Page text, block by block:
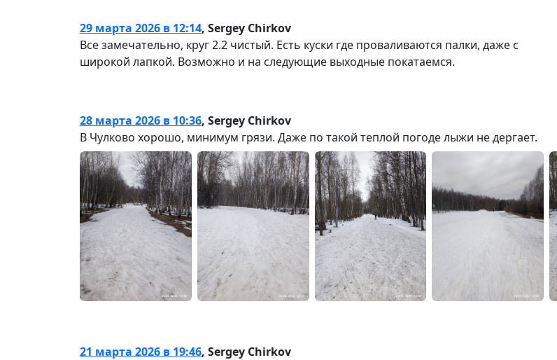
29 марта 2026 в 12:14, Sergey Chirkov
Все замечательно, круг 2.2 чистый. Есть куски где проваливаются палки, даже с
широкой лапкой. Возможно и на следующие выходные покатаемся.
28 марта 2026 в 10:36, Sergey Chirkov
В Чулково хорошо, минимум грязи. Даже по такой теплой погоде лыжи не дергает.
21 марта 2026 в 19:46, Sergey Chirkov